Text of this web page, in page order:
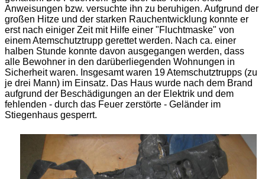
Anweisungen bzw. versuchte ihn zu beruhigen. Aufgrund der
großen Hitze und der starken Rauchentwicklung konnte er
erst nach einiger Zeit mit Hilfe einer "Fluchtmaske" von
einem Atemschutztrupp gerettet werden. Nach ca. einer
halben Stunde konnte davon ausgegangen werden, dass
alle Bewohner in den darüberliegenden Wohnungen in
Sicherheit waren. Insgesamt waren 19 Atemschutztrupps (zu
je drei Mann) im Einsatz. Das Haus wurde nach dem Brand
aufgrund der Beschädigungen an der Elektrik und dem
fehlenden - durch das Feuer zerstörte - Geländer im
Stiegenhaus gesperrt.